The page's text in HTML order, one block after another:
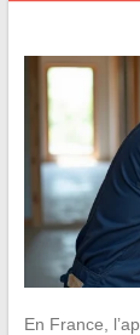
En France,